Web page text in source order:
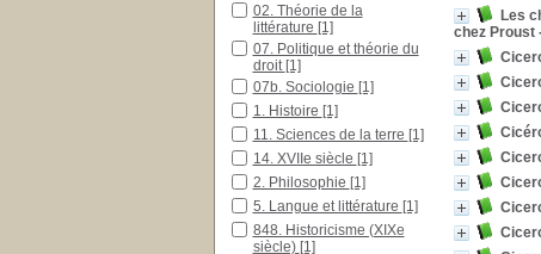
Les
chez Proust
02. Théorie de la
littérature [1]
07. Politique et théorie du
droit [1]
07b. Sociologie [1]
1. Histoire [1]
11. Sciences de la terre [1]
14. XVIIe siècle [1]
2. Philosophie [1]
5. Langue et littérature [1]
848. Historicisme (XIXe
siècle) [1]